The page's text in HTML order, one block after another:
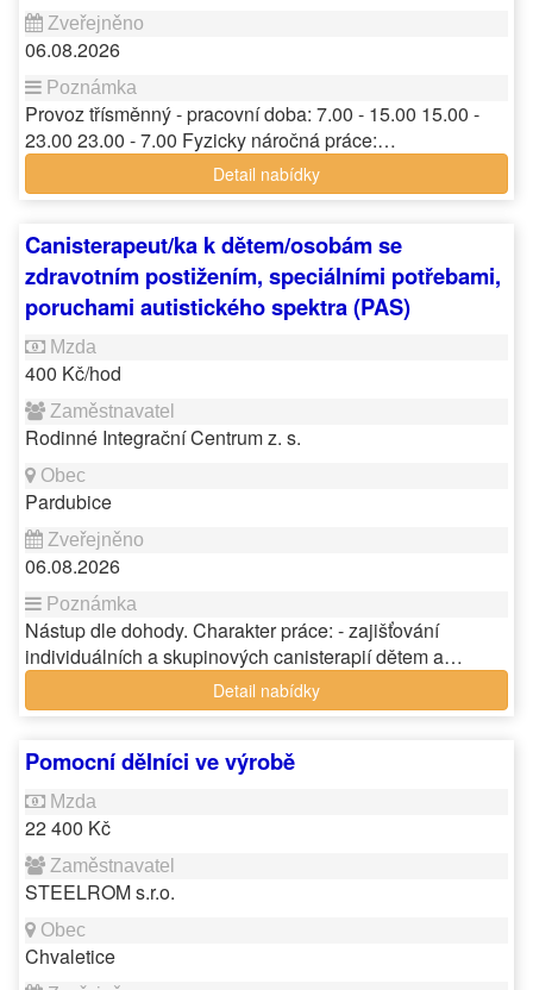
06.08.2026
Provoz třísměnný - pracovní doba: 7.00 - 15.00 15.00 -
23.00 23.00 - 7.00 Fyzicky náročná práce:…
Detail nabídky
Canisterapeut/ka k dětem/osobám se
zdravotním postižením, speciálními potřebami,
poruchami autistického spektra (PAS)
400 Kč/hod
Rodinné Integrační Centrum z. s.
Pardubice
06.08.2026
Nástup dle dohody. Charakter práce: - zajišťování
individuálních a skupinových canisterapií dětem a…
Detail nabídky
Pomocní dělníci ve výrobě
22 400 Kč
STEELROM s.r.o.
Chvaletice